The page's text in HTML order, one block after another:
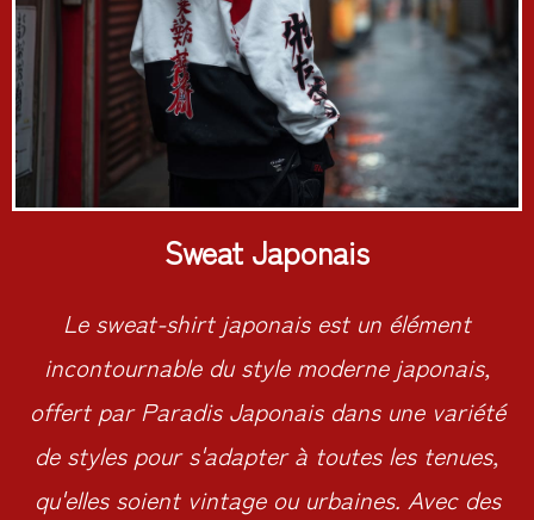
Sweat Japonais
Le sweat-shirt japonais est un élément
incontournable du style moderne japonais,
offert par Paradis Japonais dans une variété
de styles pour s'adapter à toutes les tenues,
qu'elles soient vintage ou urbaines. Avec des